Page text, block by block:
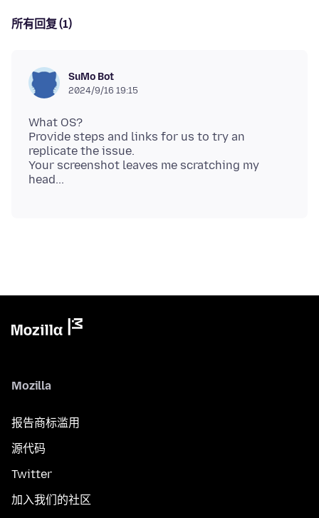
所有回复 (1)
SuMo Bot
2024/9/16 19:15
What OS?
Provide steps and links for us to try an
replicate the issue.
Your screenshot leaves me scratching my
Mozilla
报告商标滥用
源代码
Twitter
加入我们的社区